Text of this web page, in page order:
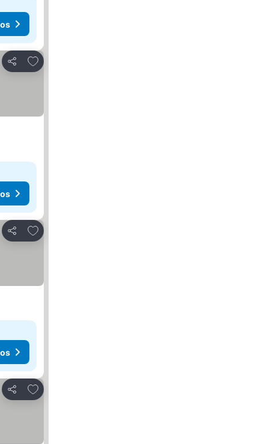
Partilhar
Adicionar aos favoritos
Partilhar
Adicionar aos favoritos
Partilhar
Adicionar aos favoritos